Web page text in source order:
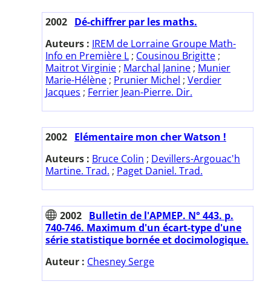
2002 Dé-chiffrer par les maths.
Auteurs : IREM de Lorraine Groupe Math-
Info en Première L ; Cousinou Brigitte ;
Maitrot Virginie ; Marchal Janine ; Munier
Marie-Hélène ; Prunier Michel ; Verdier
Jacques ; Ferrier Jean-Pierre. Dir.
2002 Elémentaire mon cher Watson !
Auteurs : Bruce Colin ; Devillers-Argouac'h
Martine. Trad. ; Paget Daniel. Trad.
2002 Bulletin de l'APMEP. N° 443. p.
740-746. Maximum d'un écart-type d'une
série statistique bornée et docimologique.
Auteur : Chesney Serge